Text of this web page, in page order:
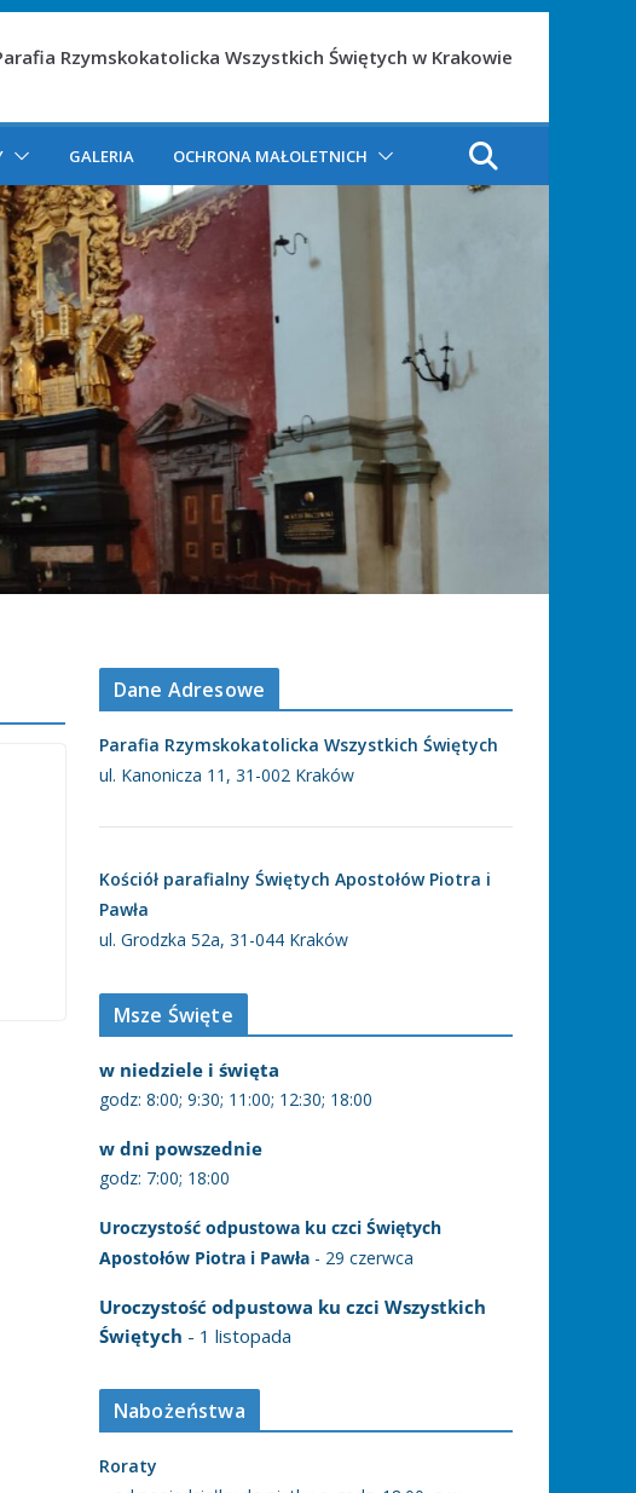
Rzymskokatolicka Wszystkich Świętych w Krakowie
GALERIA OCHRONA MAŁOLETNICH
Dane Adresowe
Parafia Rzymskokatolicka Wszystkich Świętych
ul. Kanonicza 11, 31-002 Kraków
Kościół parafialny Świętych Apostołów Piotra i
Pawła
ul. Grodzka 52a, 31-044 Kraków
Msze Święte
w niedziele i święta
godz: 8:00; 9:30; 11:00; 12:30; 18:00
w dni powszednie
godz: 7:00; 18:00
Uroczystość odpustowa ku czci Świętych
Apostołów Piotra i Pawła - 29 czerwca
Uroczystość odpustowa ku czci Wszystkich
Świętych - 1 listopada
Nabożeństwa
Roraty